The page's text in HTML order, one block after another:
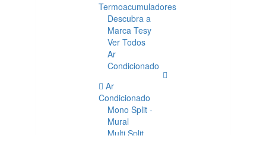
Termoacumuladores
Descubra a
Marca Tesy
Ver Todos
Ar
Condicionado
Ar
Condicionado
Mono Split -
Mural
Multi Split